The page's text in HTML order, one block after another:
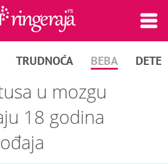
TRUDNOĆA BEBA DETE
u mozgu
18 godina